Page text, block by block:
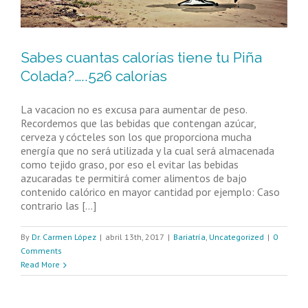
Sabes cuantas calorías tiene tu Piña
Colada?…..526 calorías
La vacacion no es excusa para aumentar de peso.
Recordemos que las bebidas que contengan azúcar,
cerveza y cócteles son los que proporciona mucha
energía que no será utilizada y la cual será almacenada
como tejido graso, por eso el evitar las bebidas
azucaradas te permitirá comer alimentos de bajo
contenido calórico en mayor cantidad por ejemplo: Caso
contrario las [...]
By Dr. Carmen López | abril 13th, 2017 | Bariatría Uncategorized | 0
Comments
Read More